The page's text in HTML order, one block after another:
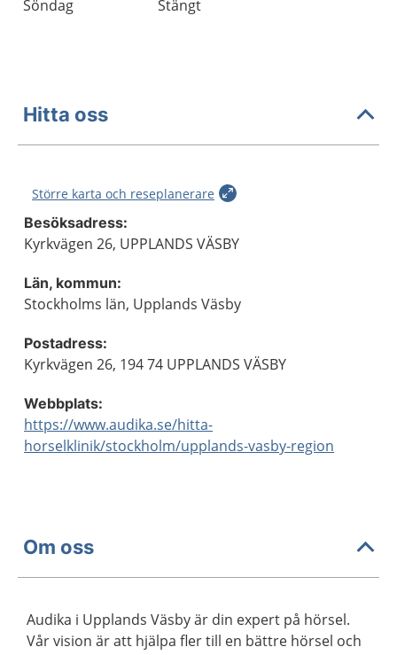
Söndag Stängt
Hitta oss
Större karta och reseplanerare
Besöksadress:
Kyrkvägen 26, UPPLANDS VÄSBY
Län, kommun:
Stockholms län, Upplands Väsby
Postadress:
Kyrkvägen 26, 194 74 UPPLANDS VÄSBY
Webbplats:
https://www.audika.se/hitta-
horselklinik/stockholm/upplands-vasby-region
Om oss
Audika i Upplands Väsby är din expert på hörsel.
Vår vision är att hjälpa fler till en bättre hörsel och